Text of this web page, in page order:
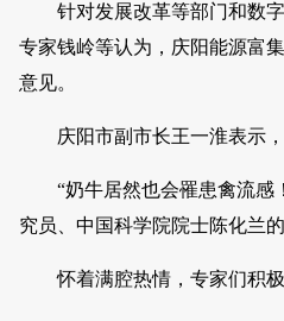
针对发展改革等部门和数
专家钱岭等认为，庆阳能源富
意见。
庆阳市副市长王一淮表示
“奶牛居然也会罹患禽流
究员、中国科学院院士陈化兰
怀着满腔热情，专家们积